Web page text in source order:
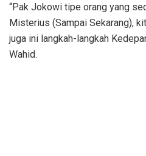
“Pak Jokowi tipe orang yang
Misterius (Sampai Sekarang),
juga ini langkah-langkah
Wahid.